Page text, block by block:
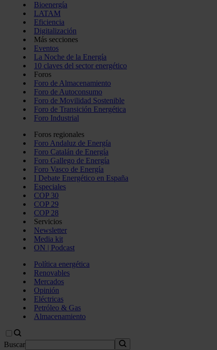
Bioenergía
LATAM
Eficiencia
Digitalización
Más secciones
Eventos
La Noche de la Energía
10 claves del sector energético
Foros
Foro de Almacenamiento
Foro de Autoconsumo
Foro de Movilidad Sostenible
Foro de Transición Energética
Foro Industrial
Foros regionales
Foro Andaluz de Energía
Foro Catalán de Energía
Foro Gallego de Energía
Foro Vasco de Energía
I Debate Energético en España
Especiales
COP 30
COP 29
COP 28
Servicios
Newsletter
Media kit
ON | Podcast
Política energética
Renovables
Mercados
Opinión
Eléctricas
Petróleo & Gas
Almacenamiento
Buscar